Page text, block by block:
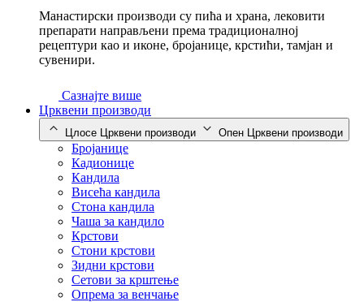
Манастирски производи су пића и храна, лековити
препарати направљени према традиционалној
рецептури као и иконе, бројанице, крстићи, тамјан и
сувенири.
Сазнајте више
Црквени производи
Цлосе Црквени производи Опен Црквени производи
Бројанице
Кадионице
Кандила
Висећа кандила
Стона кандила
Чаша за кандило
Крстови
Стони крстови
Зидни крстови
Сетови за крштење
Опрема за венчање